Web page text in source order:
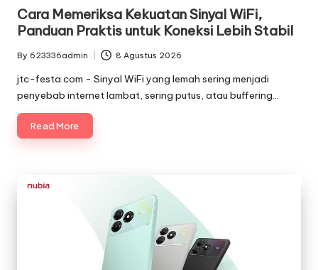
Cara Memeriksa Kekuatan Sinyal WiFi,
Panduan Praktis untuk Koneksi Lebih Stabil
Posted
by
By 623336admin 8 Agustus 2026
jtc-festa.com - Sinyal WiFi yang lemah sering menjadi
penyebab internet lambat, sering putus, atau buffering…
Read More